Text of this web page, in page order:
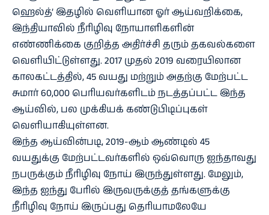
ஹெல்த்’ இதழில் வெளியான ஓர் ஆய்வறிக்கை,
இந்தியாவில் நீரிழிவு நோயாளிகளின்
எண்ணிக்கை குறித்த அதிர்ச்சி தரும் தகவல்களை
வெளியிட்டுள்ளது. 2017 முதல் 2019 வரையிலான
காலகட்டத்தில், 45 வயது மற்றும் அதற்கு மேற்பட்ட
சுமார் 60,000 பெரியவர்களிடம் நடத்தப்பட்ட இந்த
ஆய்வில், பல முக்கியக் கண்டுபிடிப்புகள்
வெளியாகியுள்ளன.
இந்த ஆய்வின்படி, 2019-ஆம் ஆண்டில் 45
வயதுக்கு மேற்பட்டவர்களில் ஒவ்வொரு ஐந்தாவது
நபருக்கும் நீரிழிவு நோய் இருந்துள்ளது. மேலும்,
இந்த ஐந்து பேரில் இருவருக்குத் தங்களுக்கு
நீரிழிவு நோய் இருப்பது தெரியாமலேயே